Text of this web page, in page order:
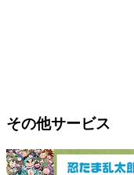
その他サービス